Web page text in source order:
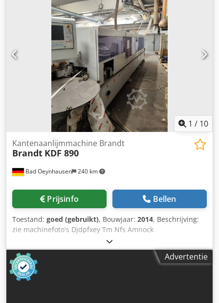
lengte ¦ 5.573 mm Volledige beschrijving: zie pdf
Lijmverwijderingssysteem: Ja Polijsteenheid: Ja
1 / 10
Bad Oeynhausen 240 km
Kantenaanlijmmachine Brandt
Brandt KDF 890
Prijsinfo Bellen
Toestand: goed (gebruikt), Bouwjaar: 2014, Beschrijving:
zie machinefoto's Djdpfxey Tm Nfs Amnock
Advertentie